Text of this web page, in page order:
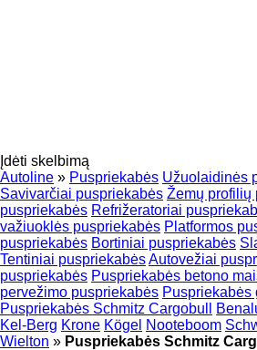
Įdėti skelbimą
Autoline » Puspriekabės Užuolaidinės
Savivarčiai puspriekabės Žemų profilių
puspriekabės Refrižeratoriai
važiuoklės puspriekabės Platformos
puspriekabės Bortiniai puspriekabės
Tentiniai puspriekabėsAutovežiai
puspriekabės Puspriekabės betono
pervežimo puspriekabės Puspriekabės
Puspriekabės Schmitz Cargobull
Kel-Berg Krone Kögel Nooteboom
Wielton » Puspriekabės Schmitz